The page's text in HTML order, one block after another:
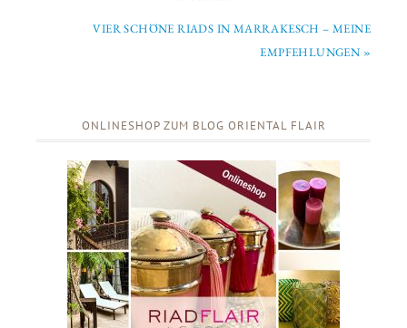
VIER SCHÖNE RIADS IN MARRAKESCH – MEINE
EMPFEHLUNGEN »
ONLINESHOP ZUM BLOG ORIENTAL FLAIR